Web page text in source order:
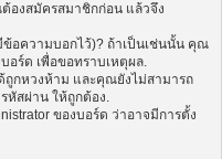
งสมัครสมาชิกก่อน แล้วจึง
อความบอกไว้)? ถ้าเป็นเช่นนั้น คุณ
อร์ด เพื่อขอทราบเหตุผล.
กหวงห้าม และคุณยังไม่สามารถ
หัสผ่าน ให้ถูกต้อง.
ของบอร์ด ว่าอาจมีการตั้ง